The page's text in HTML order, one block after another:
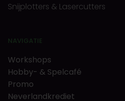
Snijplotters & Lasercutters
NAVIGATIE
Workshops
Hobby- & Spelcafé
Promo
Neverlandkrediet